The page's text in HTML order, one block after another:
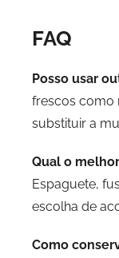
FAQ
Posso usar
frescos como
substituir a
Qual o
Espaguete,
escolha de
Como